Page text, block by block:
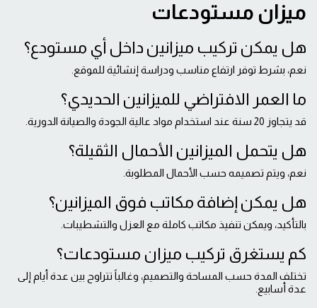
ميزان مستودعات
هل يمكن تركيب ميزانين داخل أي مستودع؟
نعم، بشرط توفر ارتفاع مناسب ودراسة إنشائية للموقع.
ما العمر الافتراضي للميزانين الحديدي؟
قد يتجاوز 20 سنة عند استخدام مواد عالية الجودة والصيانة الدورية.
هل يتحمل الميزانين الأحمال الثقيلة؟
نعم، ويتم تصميمه حسب الأحمال المطلوبة.
هل يمكن إضافة مكاتب فوق الميزانين؟
بالتأكيد، ويمكن تنفيذ مكاتب كاملة مع العزل والتشطيبات.
كم يستغرق تركيب ميزان مستودعات؟
تختلف المدة حسب المساحة والتصميم، وغالباً تتراوح بين عدة أيام إلى
عدة أسابيع.